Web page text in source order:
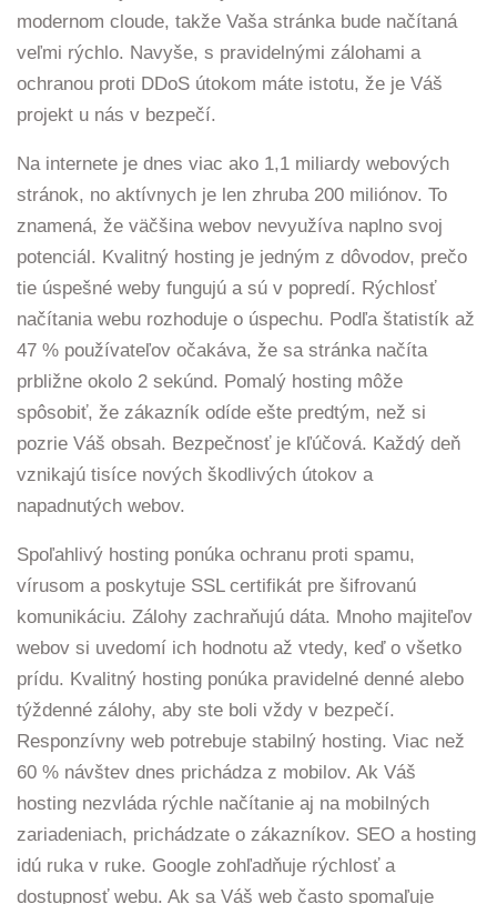
modernom cloude, takže Vaša stránka bude načítaná
veľmi rýchlo. Navyše, s pravidelnými zálohami a
ochranou proti DDoS útokom máte istotu, že je Váš
projekt u nás v bezpečí.
Na internete je dnes viac ako 1,1 miliardy webových
stránok, no aktívnych je len zhruba 200 miliónov. To
znamená, že väčšina webov nevyužíva naplno svoj
potenciál. Kvalitný hosting je jedným z dôvodov, prečo
tie úspešné weby fungujú a sú v popredí. Rýchlosť
načítania webu rozhoduje o úspechu. Podľa štatistík až
47 % používateľov očakáva, že sa stránka načíta
prbližne okolo 2 sekúnd. Pomalý hosting môže
spôsobiť, že zákazník odíde ešte predtým, než si
pozrie Váš obsah. Bezpečnosť je kľúčová. Každý deň
vznikajú tisíce nových škodlivých útokov a
napadnutých webov.
Spoľahlivý hosting ponúka ochranu proti spamu,
vírusom a poskytuje SSL certifikát pre šifrovanú
komunikáciu. Zálohy zachraňujú dáta. Mnoho majiteľov
webov si uvedomí ich hodnotu až vtedy, keď o všetko
prídu. Kvalitný hosting ponúka pravidelné denné alebo
týždenné zálohy, aby ste boli vždy v bezpečí.
Responzívny web potrebuje stabilný hosting. Viac než
60 % návštev dnes prichádza z mobilov. Ak Váš
hosting nezvláda rýchle načítanie aj na mobilných
zariadeniach, prichádzate o zákazníkov. SEO a hosting
idú ruka v ruke. Google zohľadňuje rýchlosť a
dostupnosť webu. Ak sa Váš web často spomaľuje